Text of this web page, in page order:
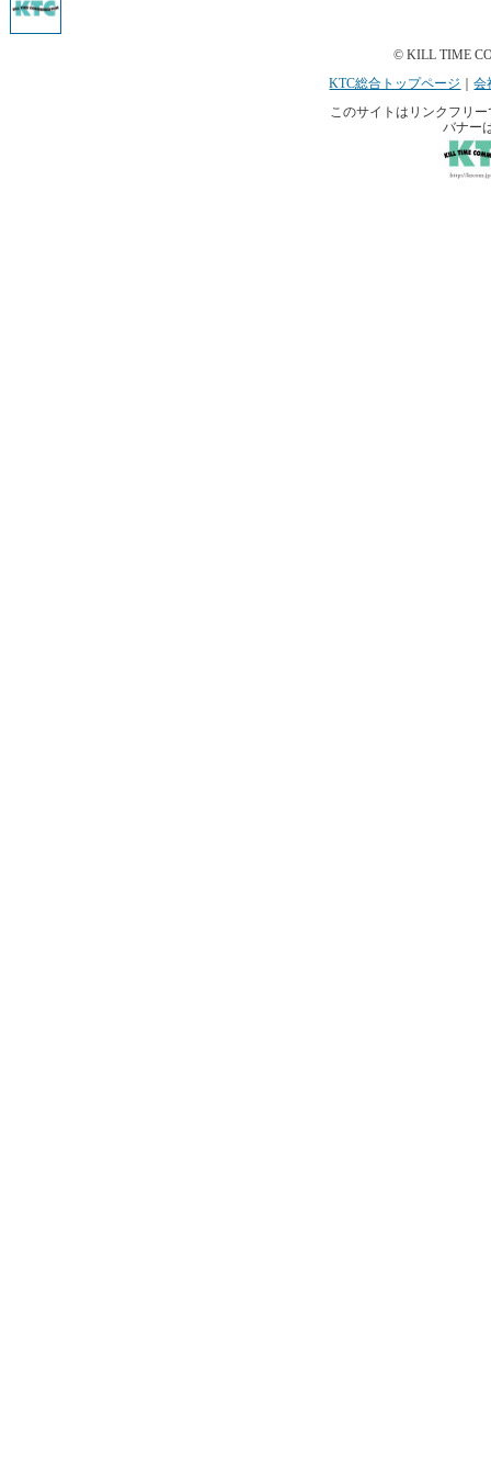
© KILL TIME
KTC総合トップページ
｜会
このサイトはリンクフリ
バナー